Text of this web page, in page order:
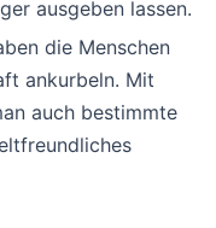
ausgeben lassen.
die Menschen
ankurbeln. Mit
auch bestimmte